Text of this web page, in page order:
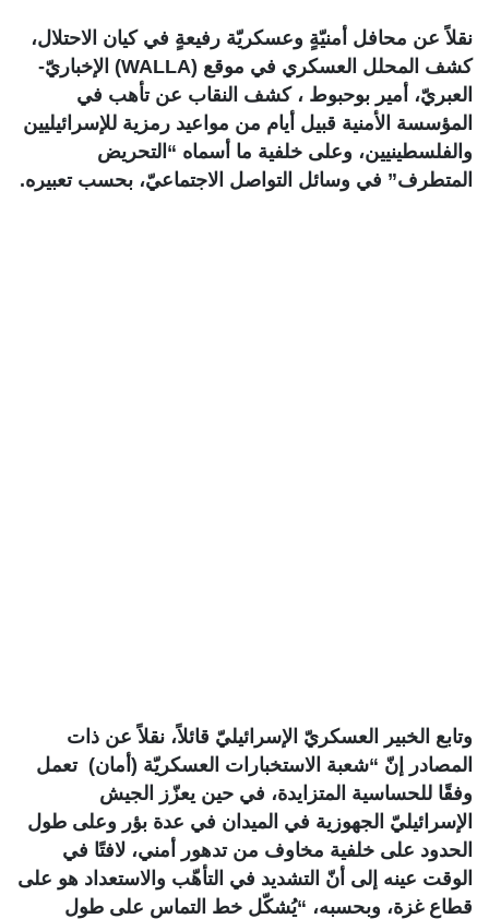
نقلاً عن محافل أمنيّةٍ وعسكريّة رفيعةٍ في كيان الاحتلال،
كشف المحلل العسكري في موقع (WALLA) الإخباريّ-
العبريّ، أمير بوحبوط ، كشف النقاب عن تأهب في
المؤسسة الأمنية قبيل أيام من مواعيد رمزية للإسرائيليين
والفلسطينيين، وعلى خلفية ما أسماه “التحريض
المتطرف” في وسائل التواصل الاجتماعيّ، بحسب تعبيره.
وتابع الخبير العسكريّ الإسرائيليّ قائلاً، نقلاً عن ذات
المصادر إنّ “شعبة الاستخبارات العسكريّة (أمان) تعمل
وفقًا للحساسية المتزايدة، في حين يعزّز الجيش
الإسرائيليّ الجهوزية في الميدان في عدة بؤر وعلى طول
الحدود على خلفية مخاوف من تدهور أمني، لافتًا في
الوقت عينه إلى أنّ التشديد في التأهّب والاستعداد هو على
قطاع غزة، وبحسبه، “يُشكّل خط التماس على طول